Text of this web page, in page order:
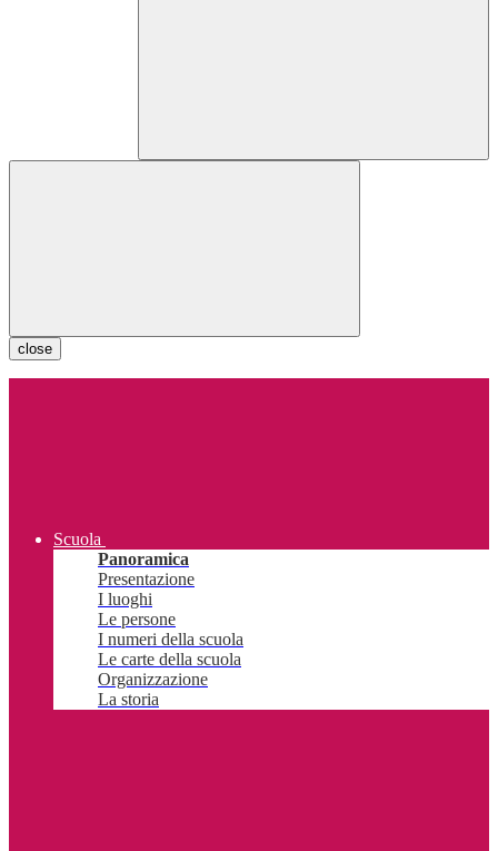
close
Scuola
Panoramica
Presentazione
I luoghi
Le persone
I numeri della scuola
Le carte della scuola
Organizzazione
La storia